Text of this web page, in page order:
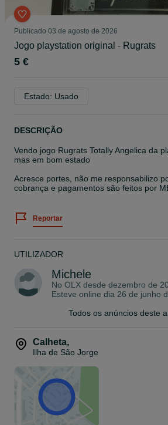
Publicado 03 de agosto de 2026
Jogo playstation original - Rugrats
5 €
Estado: Usado
DESCRIÇÃO
Vendo jogo Rugrats Totally Angelica da
mas em bom estado
Acresce portes, não me responsabilizo
cobrança e pagamentos são feitos por
Reportar
UTILIZADOR
Michele
No OLX desde dezembro de
Esteve online dia 26 de junho
Todos os anúncios deste
Calheta,
Ilha de São Jorge